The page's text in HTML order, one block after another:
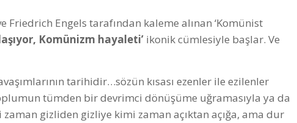
Friedrich Engels tarafından kaleme alınan ‘Komünist
Komünizm hayaleti’ ikonik cümlesiyle başlar. Ve
tarihidir…sözün kısası ezenler ile ezilenler
tümden bir devrimci dönüşüme uğramasıyla ya da
zaman gizliden gizliye kimi zaman açıktan açığa, ama dur